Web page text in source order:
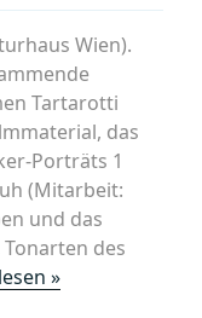
Wien).
Tartarotti
das
Porträts 1
(Mitarbeit:
und das
des
»„¡Hommage!